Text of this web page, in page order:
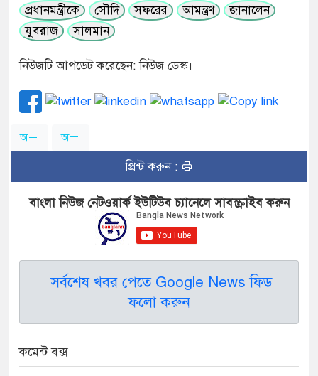
প্রধানমন্ত্রীকে
সৌদি সফরের আমন্ত্রণ
জানালেন
যুবরাজ
সালমান
নিউজটি আপডেট করেছেন: নিউজ ডেস্ক।
অ অ
প্রিন্ট করুন :
বাংলা নিউজ নেটওয়ার্ক ইউটিউব চ্যানেলে সাবস্ক্রাইব করুন
সর্বশেষ খবর পেতে Google News ফিড
ফলো করুন
কমেন্ট বক্স